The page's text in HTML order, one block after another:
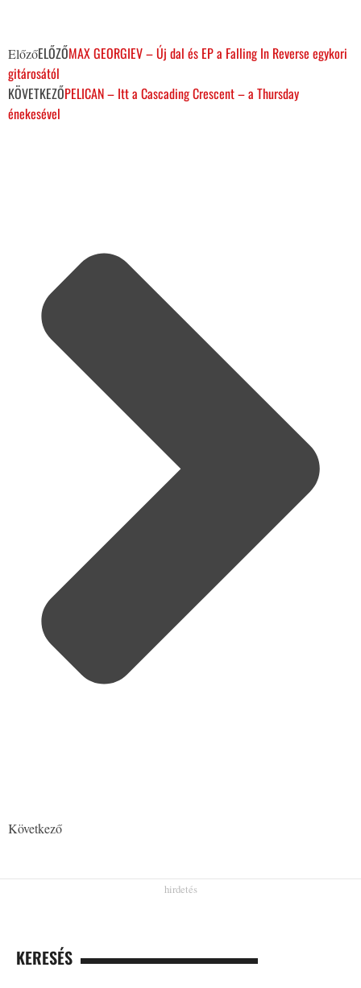
ElőzőELŐZŐMAX GEORGIEV – Új dal és EP a Falling In Reverse egykori
gitárosától
KÖVETKEZŐPELICAN – Itt a Cascading Crescent – a Thursday
énekesével
Következő
KERESÉS